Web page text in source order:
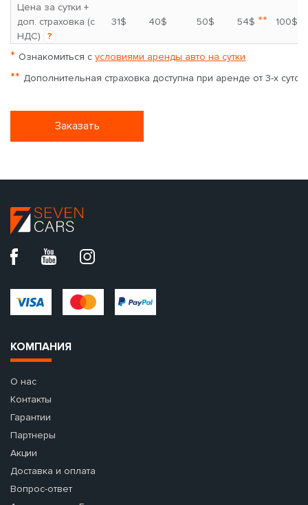
Цена за сутки +
доп. страховка (с
НДС)
?
31$ 40$ 50$ 54$ ** 100$
* Ознакомиться с условиями аренды авто на сутки
** Дополнительная страховка доступна при аренде от 3-х суток
Заказать
КОМПАНИЯ
О нас
Контакты
Гарантии
Партнеры
Акции
Доставка и оплата
Вопрос-ответ